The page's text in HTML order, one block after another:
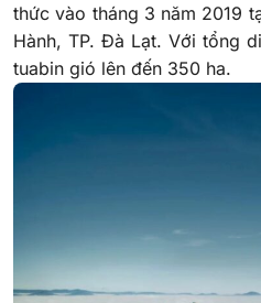
thức vào tháng 3 năm 2019
Hành, TP. Đà Lạt. Với tổng
tuabin gió lên đến 350 ha.